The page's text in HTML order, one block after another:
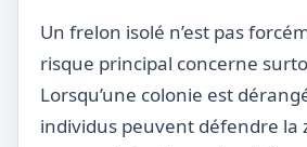
Un frelon isolé n’est pas
risque principal concerne
Lorsqu’une colonie est
individus peuvent défendre la